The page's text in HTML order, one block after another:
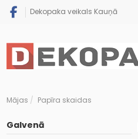
Dekopaka veikals Kauņā
Mājas Papīra skaidas
Galvenā